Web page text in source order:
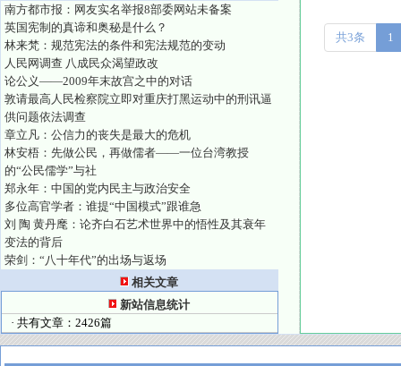
南方都市报：网友实名举报8部委网站未备案
英国宪制的真谛和奥秘是什么？
林来梵：规范宪法的条件和宪法规范的变动
人民网调查 八成民众渴望政改
论公义——2009年末故宫之中的对话
敦请最高人民检察院立即对重庆打黑运动中的刑讯逼
供问题依法调查
章立凡：公信力的丧失是最大的危机
林安梧：先做公民，再做儒者——一位台湾教授
的“公民儒学”与社
郑永年：中国的党内民主与政治安全
多位高官学者：谁提“中国模式”跟谁急
刘 陶 黄丹麾：论齐白石艺术世界中的悟性及其衰年
变法的背后
荣剑：“八十年代”的出场与返场
相关文章
新站信息统计
· 共有文章：2426篇
共3条 1